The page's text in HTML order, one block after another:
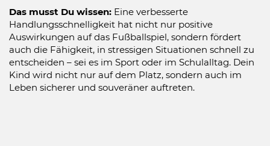
Das musst Du wissen: Eine verbesserte
Handlungsschnelligkeit hat nicht nur positive
Auswirkungen auf das Fußballspiel, sondern fördert
auch die Fähigkeit, in stressigen Situationen schnell zu
entscheiden – sei es im Sport oder im Schulalltag. Dein
Kind wird nicht nur auf dem Platz, sondern auch im
Leben sicherer und souveräner auftreten.